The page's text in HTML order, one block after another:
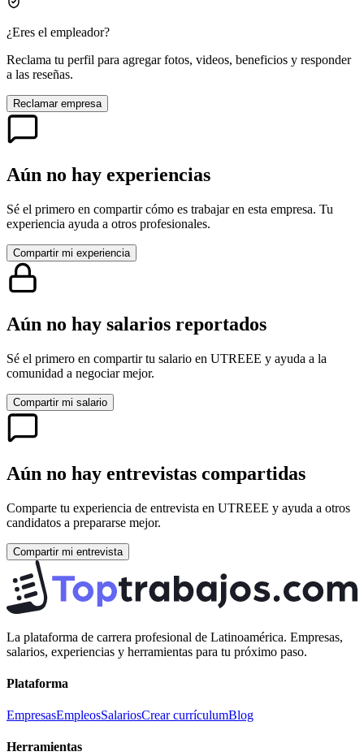
¿Eres el empleador?
Reclama tu perfil para agregar fotos, videos, beneficios y responder
a las reseñas.
Reclamar empresa
Aún no hay experiencias
Sé el primero en compartir cómo es trabajar en esta empresa. Tu
experiencia ayuda a otros profesionales.
Compartir mi experiencia
Aún no hay salarios reportados
Sé el primero en compartir tu salario en UTREEE y ayuda a la
comunidad a negociar mejor.
Compartir mi salario
Aún no hay entrevistas compartidas
Comparte tu experiencia de entrevista en UTREEE y ayuda a otros
candidatos a prepararse mejor.
Compartir mi entrevista
La plataforma de carrera profesional de Latinoamérica. Empresas,
salarios, experiencias y herramientas para tu próximo paso.
Plataforma
EmpresasEmpleosSalariosCrear currículumBlog
Herramientas